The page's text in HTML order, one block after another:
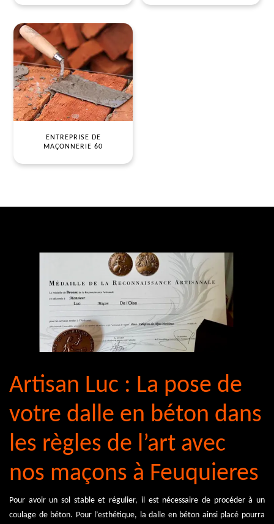
ENTREPRISE DE
MAÇONNERIE 60
Artisan Luc : La pose de
votre dalle en béton dans
les règles de l’art avec
nos maçons à Feuquieres
Pour avoir un sol stable et régulier, il est nécessaire de procéder à un
coulage de béton. Pour l’esthétique, la dalle en béton ainsi placé pourra